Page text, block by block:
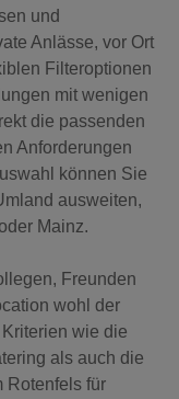
und
Anlässe, vor Ort
Filteroptionen
mit wenigen
die passenden
Anforderungen
können Sie
ausweiten,
Mainz.
Freunden
wohl der
wie die
als auch die
Rotenfels für